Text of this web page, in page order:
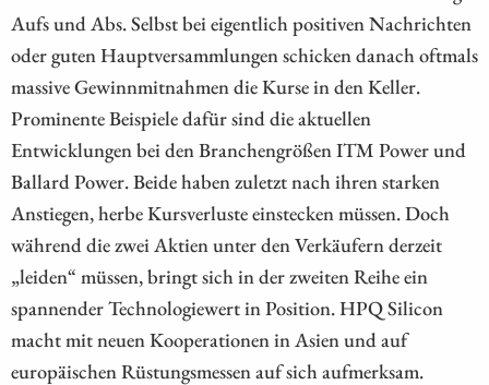
Aufs und Abs. Selbst bei eigentlich positiven Nachrichten
oder guten Hauptversammlungen schicken danach oftmals
massive Gewinnmitnahmen die Kurse in den Keller.
Prominente Beispiele dafür sind die aktuellen
Entwicklungen bei den Branchengrößen ITM Power und
Ballard Power. Beide haben zuletzt nach ihren starken
Anstiegen, herbe Kursverluste einstecken müssen. Doch
während die zwei Aktien unter den Verkäufern derzeit
„leiden“ müssen, bringt sich in der zweiten Reihe ein
spannender Technologiewert in Position. HPQ Silicon
macht mit neuen Kooperationen in Asien und auf
europäischen Rüstungsmessen auf sich aufmerksam.